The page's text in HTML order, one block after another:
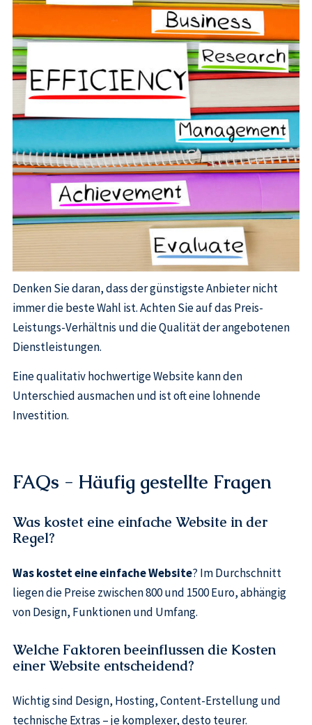
Denken Sie daran, dass der günstigste Anbieter nicht
immer die beste Wahl ist. Achten Sie auf das Preis-
Leistungs-Verhältnis und die Qualität der angebotenen
Dienstleistungen.
Eine qualitativ hochwertige Website kann den
Unterschied ausmachen und ist oft eine lohnende
Investition.
FAQs - Häufig gestellte Fragen
Was kostet eine einfache Website in der
Regel?
Was kostet eine einfache Website? Im Durchschnitt
liegen die Preise zwischen 800 und 1500 Euro, abhängig
von Design, Funktionen und Umfang.
Welche Faktoren beeinflussen die Kosten
einer Website entscheidend?
Wichtig sind Design, Hosting, Content-Erstellung und
technische Extras – je komplexer, desto teurer.